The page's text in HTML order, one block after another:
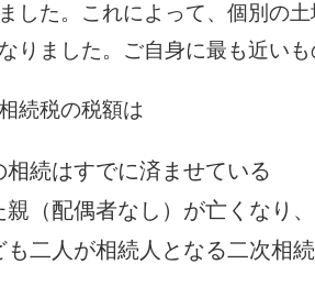
した。これによって、個別の
りました。ご自身に最も近いも
続税の税額は
相続はすでに済ませている
親（配偶者なし）が亡くなり
も二人が相続人となる二次相続